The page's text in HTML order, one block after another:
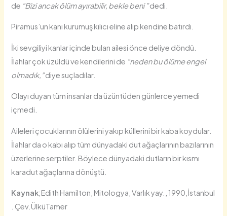
de “Bizi ancak ölüm ayırabilir, bekle beni ”dedi.
Piramus’un kanı kurumuş kılıcı eline alıp kendine batırdı.
İki sevgiliyi kanlar içinde bulan ailesi önce deliye döndü.
İlahlar çok üzüldü ve kendilerini de “neden bu ölüme engel
olmadık,”diye suçladılar.
Olayı duyan tüm insanlar da üzüntüden günlerce yemedi
içmedi.
Aileleri çocuklarının ölülerini yakıp küllerini bir kaba koydular.
İlahlar da o kabı alıp tüm dünyadaki dut ağaçlarının bazılarının
üzerlerine serptiler. Böylece dünyadaki dutların bir kısmı
karadut ağaçlarına dönüştü.
Kaynak;Edith Hamilton, Mitologya, Varlık yay., 1990,İstanbul
. Çev.ÜlküTamer